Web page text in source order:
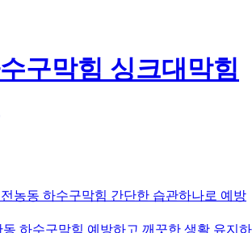
구막힘 싱크대막힘
농동 하수구막힘 간단한 습관하나로 예방
하수구막힘 예방하고 깨끗한 생활 유지하